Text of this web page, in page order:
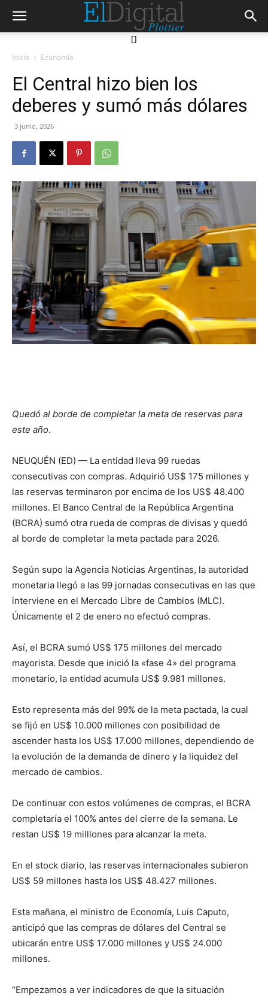
[]
Inicio Economía
El Central hizo bien los
deberes y sumó más dólares
3 junio, 2026
Quedó al borde de completar la meta de reservas para
este año.
NEUQUÉN (ED) — La entidad lleva 99 ruedas
consecutivas con compras. Adquirió US$ 175 millones y
las reservas terminaron por encima de los US$ 48.400
millones. El Banco Central de la República Argentina
(BCRA) sumó otra rueda de compras de divisas y quedó
al borde de completar la meta pactada para 2026.
Según supo la Agencia Noticias Argentinas, la autoridad
monetaria llegó a las 99 jornadas consecutivas en las que
interviene en el Mercado Libre de Cambios (MLC).
Únicamente el 2 de enero no efectuó compras.
Así, el BCRA sumó US$ 175 millones del mercado
mayorista. Desde que inició la «fase 4» del programa
monetario, la entidad acumula US$ 9.981 millones.
Esto representa más del 99% de la meta pactada, la cual
se fijó en US$ 10.000 millones con posibilidad de
ascender hasta los US$ 17.000 millones, dependiendo de
la evolución de la demanda de dinero y la liquidez del
mercado de cambios.
De continuar con estos volúmenes de compras, el BCRA
completaría el 100% antes del cierre de la semana. Le
restan US$ 19 milllones para alcanzar la meta.
En el stock diario, las reservas internacionales subieron
US$ 59 millones hasta los US$ 48.427 millones.
Esta mañana, el ministro de Economía, Luis Caputo,
anticipó que las compras de dólares del Central se
ubicarán entre US$ 17.000 millones y US$ 24.000
millones.
“Empezamos a ver indicadores de que la situación